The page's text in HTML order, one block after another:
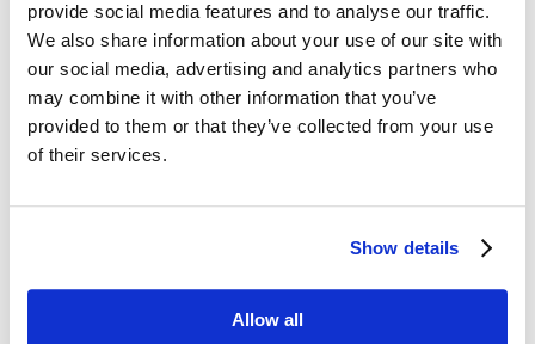
provide social media features and to analyse our traffic.
We also share information about your use of our site with
our social media, advertising and analytics partners who
may combine it with other information that you’ve
provided to them or that they’ve collected from your use
of their services.
Show details
Allow all
Dyrektor Marketingu
Posiada wieloletnie doświadczenie
w strategicznym zarządzaniu marketingiem
i komunikacji marketingowej w sektorze B2B. Od
6 lata związana z Ecol-Group i Ecol-Unicon
(branża ochrony wód), gdzie wdraża strategie
fundacji Biznes dla Klimatu – organizacji,
i środowiska. Absolwentka programu The